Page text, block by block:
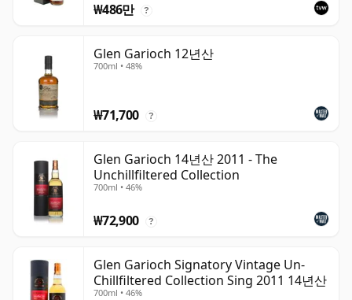
₩486만 ?
Glen Garioch 12년산
700ml • 48%
₩71,700 ?
Glen Garioch 14년산 2011 - The
Unchillfiltered Collection
700ml • 46%
₩72,900 ?
Glen Garioch Signatory Vintage Un-
Chillfiltered Collection Sing 2011 14년산
700ml • 46%